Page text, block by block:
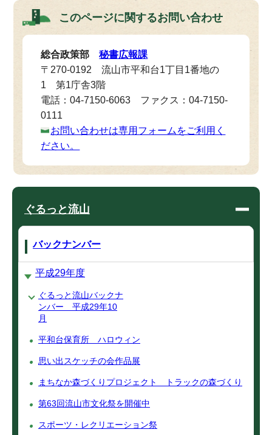
このページに関するお問い合わせ
総合政策部秘書広報課
〒270-0192 流山市平和台1丁目1番地の
1 第1庁舎3階
電話：04-7150-6063 ファクス：04-7150-
0111
お問い合わせは専用フォームをご利用く
ださい。
ぐるっと流山
バックナンバー
平成29年度
ぐるっと流山バックナ
ンバー 平成29年10
月
平和台保育所 ハロウィン
思い出スケッチの会作品展
まちなか森づくりプロジェクト トラックの森づくり
第63回流山市文化祭を開催中
スポーツ・レクリエーション祭